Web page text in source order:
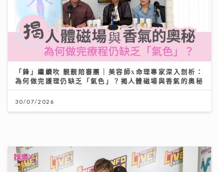
「鋒」繼續吹 靚靚陪審團 | 美容師x命理專家深入剖析：
為何做完護理仍缺乏「氣色」？揭人體磁場與香氣的奧秘
30/07/2026